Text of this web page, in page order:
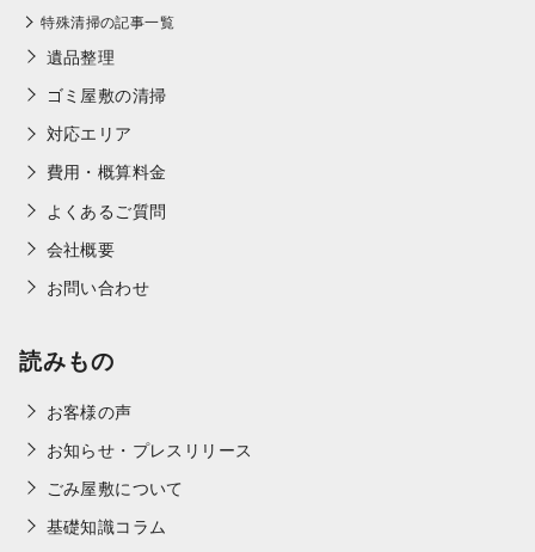
特殊清掃の記事一覧
遺品整理
ゴミ屋敷の清掃
対応エリア
費用・概算料金
よくあるご質問
会社概要
お問い合わせ
読みもの
お客様の声
お知らせ・プレスリリース
ごみ屋敷について
基礎知識コラム